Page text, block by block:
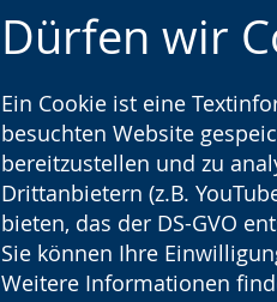
Dürfen wir
Ein Cookie ist eine
besuchten Website
bereitzustellen und zu
Drittanbietern (z.B.
bieten, das der DS-GVO
Sie können Ihre
Weitere Informationen